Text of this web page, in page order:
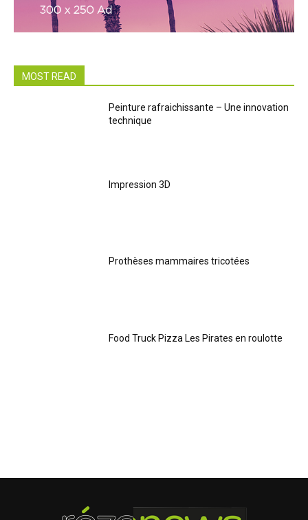
MOST READ
Peinture rafraichissante – Une innovation
technique
Impression 3D
Prothèses mammaires tricotées
Food Truck Pizza Les Pirates en roulotte